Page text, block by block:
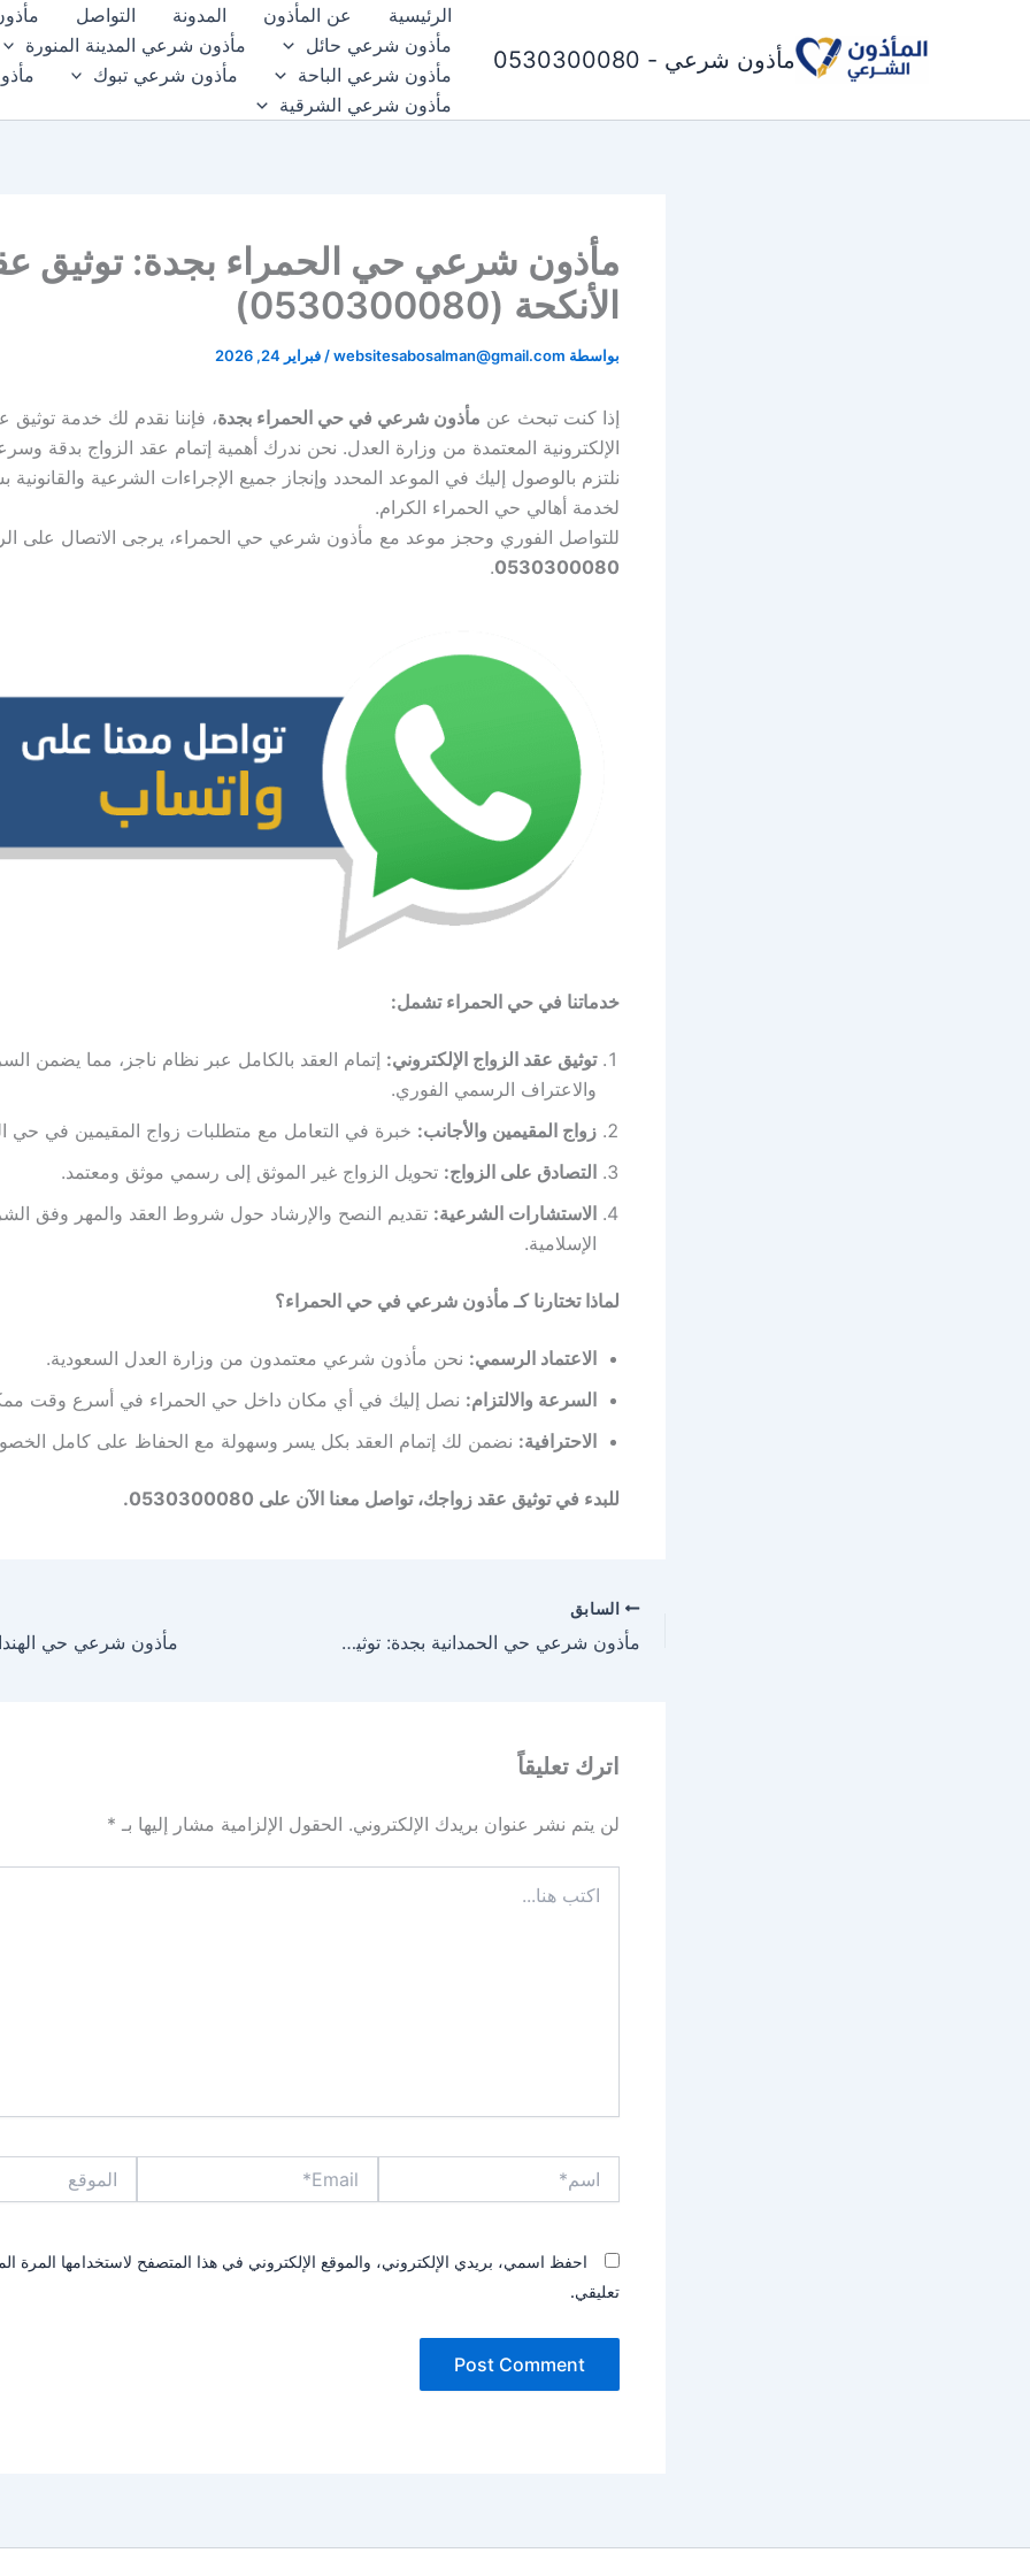
مأذون شرعي - 0530300080
الرئيسية عن المأذون المدونة التواصل
مأذون شرعي حائل
مأذون شرعي المدينة المنورة
مأذون شرعي الباحة
مأذون شرعي تبوك
مأذون شرعي الشرقية
مأذون شرعي حي الحمراء بجدة: توثيق
الأنكحة (0530300080)
بواسطة websitesabosalman@gmail.com
/ فبراير 24, 2026
إذا كنت تبحث عن مأذون شرعي في حي الحمراء بجدة، فإننا نقدم لك خدمة توثيق
الإلكترونية المعتمدة من وزارة العدل. نحن ندرك أهمية إتمام عقد الزواج بدقة
نلتزم بالوصول إليك في الموعد المحدد وإنجاز جميع الإجراءات الشرعية والقانونية
لخدمة أهالي حي الحمراء الكرام.
للتواصل الفوري وحجز موعد مع مأذون شرعي حي الحمراء، يرجى الاتصال على
0530300080
.
خدماتنا في حي الحمراء تشمل:
توثيق عقد الزواج الإلكتروني: إتمام العقد بالكامل عبر نظام ناجز، مما يضمن
والاعتراف الرسمي الفوري.
زواج المقيمين والأجانب: خبرة في التعامل مع متطلبات زواج المقيمين في حي
التصادق على الزواج: تحويل الزواج غير الموثق إلى رسمي موثق ومعتمد.
الاستشارات الشرعية: تقديم النصح والإرشاد حول شروط العقد والمهر وفق
الإسلامية.
لماذا تختارنا كـ مأذون شرعي في حي الحمراء؟
الاعتماد الرسمي: نحن مأذون شرعي معتمدون من وزارة العدل السعودية.
السرعة والالتزام: نصل إليك في أي مكان داخل حي الحمراء في أسرع وقت
الاحترافية: نضمن لك إتمام العقد بكل يسر وسهولة مع الحفاظ على كامل
للبدء في توثيق عقد زواجك، تواصل معنا الآن على 0530300080.
السابق
مأذون شرعي حي الحمدانية بجدة: توثيق عقود الأنكحة (0530300080)
اترك تعليقاً
لن يتم نشر عنوان بريدك الإلكتروني. الحقول الإلزامية مشار إليها بـ *
هنا...
احفظ اسمي، بريدي الإلكتروني، والموقع الإلكتروني في هذا المتصفح لاستخدامها المرة
تعليقي.